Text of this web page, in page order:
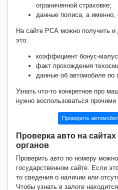
ограниченной страховке;
данные полиса, а именно,
На сайте РСА можно получить и
это:
коэффициент бонус-
факт прохождения
данные об автомобиле
Узнать что-то конкретное про
нужно воспользоваться прочими
Проверить
Проверка авто на
органов
Проверить авто по номеру
государственном сайте. Если
то сведения о наличии или
Чтобы узнать в залоге